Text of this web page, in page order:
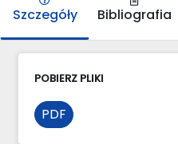
Szczegóły Bibliografia
POBIERZ PLIKI
PDF